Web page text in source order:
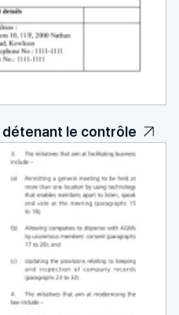
le contrôle